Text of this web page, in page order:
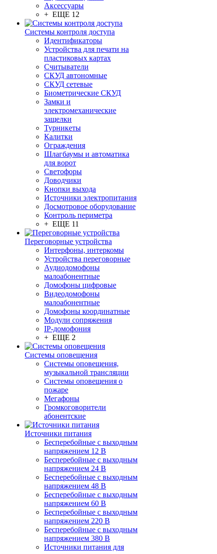
Аксессуары
+ ЕЩЕ 12
Системы контроля доступа
Идентификаторы
Устройства для печати на
пластиковых картах
Считыватели
СКУД автономные
СКУД сетевые
Биометрические СКУД
Замки и
электромеханические
защелки
Турникеты
Калитки
Ограждения
Шлагбаумы и автоматика
для ворот
Светофоры
Доводчики
Кнопки выхода
Источники электропитания
Досмотровое оборудование
Контроль периметра
+ ЕЩЕ 11
Переговорные устройства
Интерфоны, интеркомы
Устройства переговорные
Аудиодомофоны
малоабонентные
Домофоны цифровые
Видеодомофоны
малоабонентные
Домофоны координатные
Модули сопряжения
IP-домофония
+ ЕЩЕ 2
Системы оповещения
Системы оповещения,
музыкальной трансляции
Системы оповещения о
пожаре
Мегафоны
Громкоговорители
абонентские
Источники питания
Бесперебойные с выходным
напряжением 12 В
Бесперебойные с выходным
напряжением 24 В
Бесперебойные с выходным
напряжением 48 В
Бесперебойные с выходным
напряжением 60 В
Бесперебойные с выходным
напряжением 220 В
Бесперебойные с выходным
напряжением 380 В
Источники питания для